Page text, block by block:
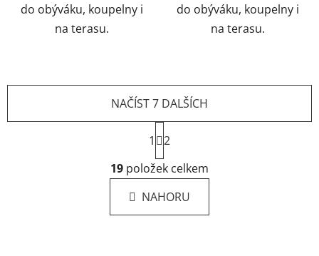
do obýváku, koupelny i
na terasu.
do obýváku, koupelny i
na terasu.
O
v
l
á
d
NAČÍST 7 DALŠÍCH
t
r
á
n
k
1
2
19 položek celkem
NAHORU